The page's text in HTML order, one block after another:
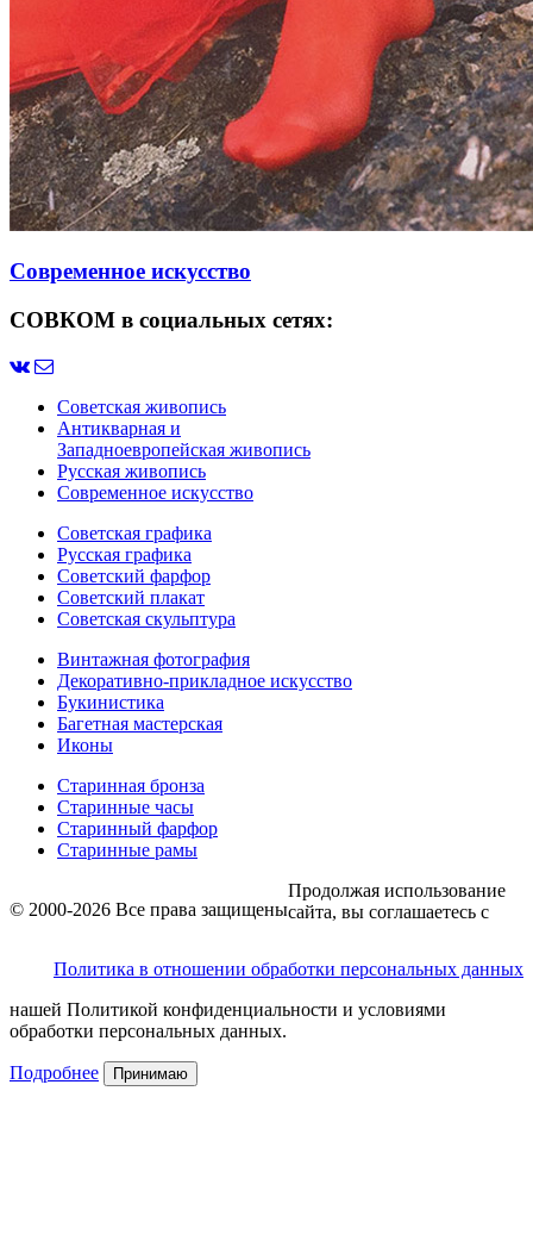
Современное искусство
СОВКОМ в социальных сетях:
Советская живопись
Антикварная и
Западноевропейская живопись
Русская живопись
Современное искусство
Советская графика
Русская графика
Советский фарфор
Советский плакат
Советская скульптура
Винтажная фотография
Декоративно-прикладное искусство
Букинистика
Багетная мастерская
Иконы
Старинная бронза
Старинные часы
Старинный фарфор
Старинные рамы
© 2000-2026 Все права защищены
Политика в отношении обработки персональных данных
Продолжая использование
сайта, вы соглашаетесь с
нашей Политикой конфиденциальности и условиями
обработки персональных данных.
Подробнее Принимаю